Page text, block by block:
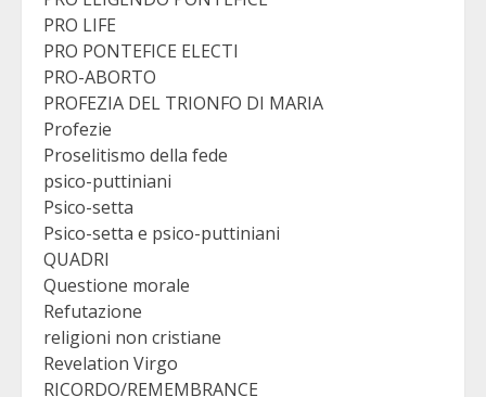
PRO LIFE
PRO PONTEFICE ELECTI
PRO-ABORTO
PROFEZIA DEL TRIONFO DI MARIA
Profezie
Proselitismo della fede
psico-puttiniani
Psico-setta
Psico-setta e psico-puttiniani
QUADRI
Questione morale
Refutazione
religioni non cristiane
Revelation Virgo
RICORDO/REMEMBRANCE